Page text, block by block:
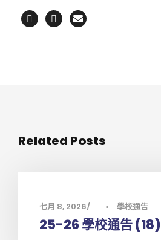
Related Posts
七月 8, 2026 • 學校通告
25-26 學校通告 (18)